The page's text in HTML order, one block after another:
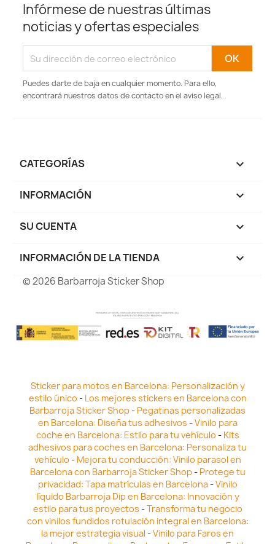
Infórmese de nuestras últimas
noticias y ofertas especiales
Puedes darte de baja en cualquier momento. Para ello,
encontrará nuestros datos de contacto en el aviso legal.
CATEGORÍAS 
INFORMACIÓN 
SU CUENTA 
INFORMACIÓN DE LA TIENDA keyboard_arrow_down
© 2026 Barbarroja Sticker Shop
Sticker para motos en Barcelona: Personalización y
estilo único - Los mejores stickers en Barcelona con
Barbarroja Sticker Shop- Pegatinas personalizadas
en Barcelona: Diseña tus adhesivos -Vinilo para
coche en Barcelona: Estilo para tu vehículo - Kits
adhesivos para coches en Barcelona: Personaliza tu
vehículo - Mejora tu conducción: Vinilo parasol en
Barcelona con Barbarroja Sticker Shop- Protege tu
privacidad: Tapa matrículas en Barcelona-Vinilo
líquido Barbarroja Dip en Barcelona: Innovación y
estilo para tus proyectos -Transforma tu negocio
con vinilos fundidos rotulación integral en Barcelona:
la mejor estrategia visual -Vinilo para Faros en